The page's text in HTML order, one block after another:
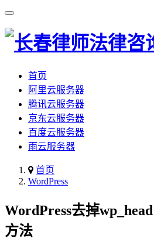
首页
阿里云服务器
腾讯云服务器
京东云服务器
百度云服务器
雨云服务器
首页
WordPress
WordPress去掉
方法